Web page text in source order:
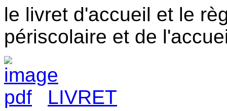
le livret d'accueil et le
périscolaire et de
LIVRET